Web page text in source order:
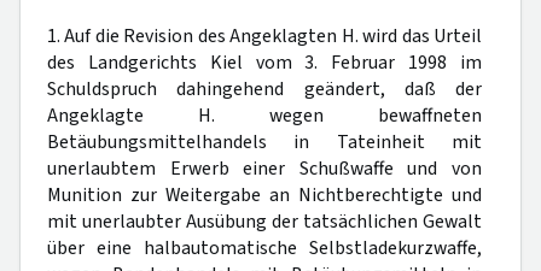
1. Auf die Revision des Angeklagten H. wird das Urteil
des Landgerichts Kiel vom 3. Februar 1998 im
Schuldspruch dahingehend geändert, daß der
Angeklagte H. wegen bewaffneten
Betäubungsmittelhandels in Tateinheit mit
unerlaubtem Erwerb einer Schußwaffe und von
Munition zur Weitergabe an Nichtberechtigte und
mit unerlaubter Ausübung der tatsächlichen Gewalt
über eine halbautomatische Selbstladekurzwaffe,